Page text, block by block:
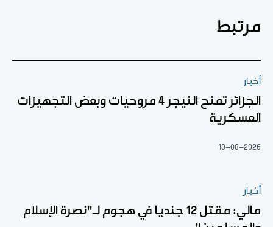
مرتبط
أخبار
الجزائر تمنح النيجر 4 مروحيات وبعض التجهيزات
العسكرية
10-08-2026
أخبار
مالي: مقتل 12 جنديا في هجوم لـ"نصرة الإسلام